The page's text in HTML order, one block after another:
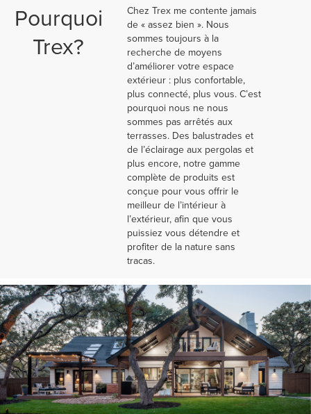
Pourquoi
Trex?
Chez Trex me contente jamais
de « assez bien ». Nous
sommes toujours à la
recherche de moyens
d’améliorer votre espace
extérieur : plus confortable,
plus connecté, plus vous. C’est
pourquoi nous ne nous
sommes pas arrêtés aux
terrasses. Des balustrades et
de l’éclairage aux pergolas et
plus encore, notre gamme
complète de produits est
conçue pour vous offrir le
meilleur de l’intérieur à
l’extérieur, afin que vous
puissiez vous détendre et
profiter de la nature sans
tracas.